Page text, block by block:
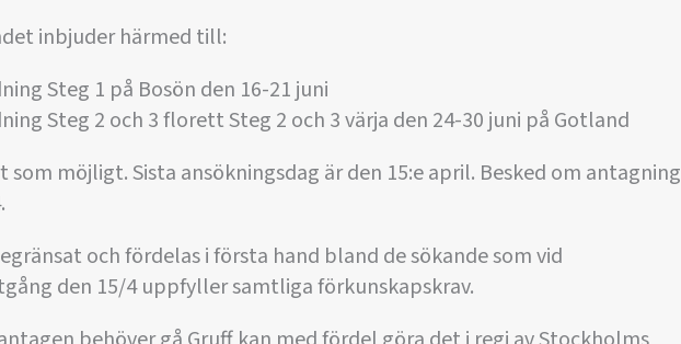
inbjuder härmed till:
Steg 1 på Bosön den 16-21 juni
Steg 2 och 3 florett Steg 2 och 3 värja den 24-30 juni på Gotland
som möjligt. Sista ansökningsdag är den 15:e april. Besked om antagning
och fördelas i första hand bland de sökande som vid
den 15/4 uppfyller samtliga förkunskapskrav.